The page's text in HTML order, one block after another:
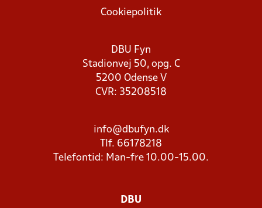
Cookiepolitik
DBU Fyn
Stadionvej 50, opg. C
5200 Odense V
CVR: 35208518
info@dbufyn.dk
Tlf. 66178218
Telefontid: Man-fre 10.00-15.00.
DBU